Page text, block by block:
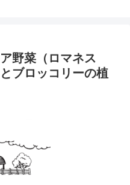
野菜（ロマネス
ブロッコリーの植